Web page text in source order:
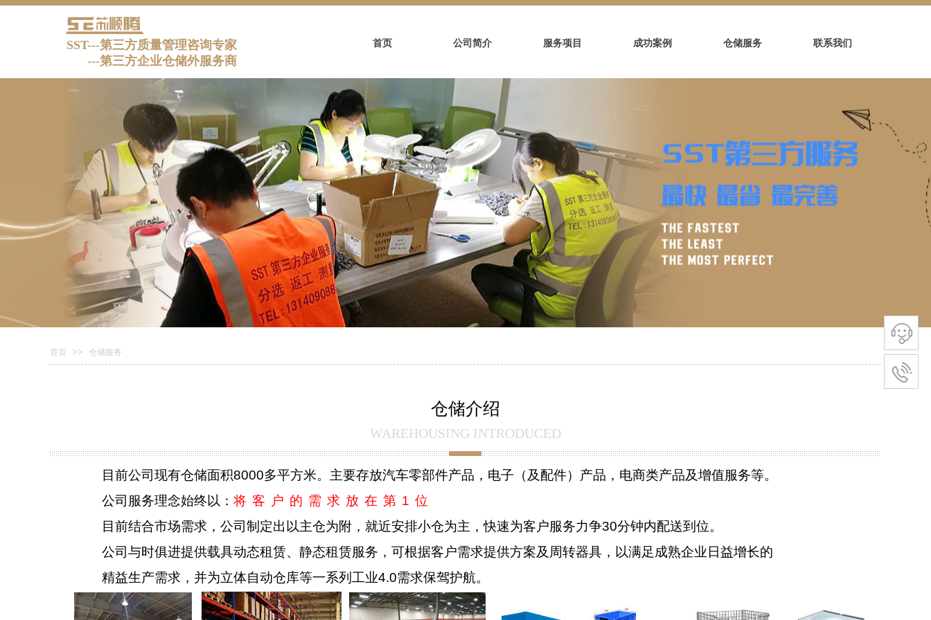
首页 公司简介 服务项目 成功案例 仓储服务 联系我们
SST---第三方质量管理咨询专家
---第三方企业仓储外服务商
首页 >> 仓储服务
仓储介绍
WAREHOUSING INTRODUCED
目前公司现有仓储面积8000多平方米。主要存放汽车零部件产品，电子（及配件）产品，电商类产品及增值服务等。
公司服务理念始终以： 将客户的需求放在第 1 位
目前结合市场需求，公司制定出以主仓为附，就近安排小仓为主，快速为客户服务力争30分钟内配送到位。
公司与时俱进提供载具动态租赁、静态租赁服务，可根据客户需求提供方案及周转器具，以满足成熟企业日益增长的
精益生产需求，并为立体自动仓库等一系列工业4.0需求保驾护航。